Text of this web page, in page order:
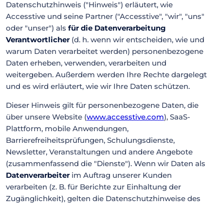
Datenschutzhinweis ("Hinweis") erläutert, wie
Accesstive und seine Partner ("Accesstive", "wir", "uns"
oder "unser") als für die Datenverarbeitung
Verantwortlicher(d. h. wenn wir entscheiden, wie und
warum Daten verarbeitet werden) personenbezogene
Daten erheben, verwenden, verarbeiten und
weitergeben. Außerdem werden Ihre Rechte dargelegt
und es wird erläutert, wie wir Ihre Daten schützen.
Dieser Hinweis gilt für personenbezogene Daten, die
über unsere Website (www.accesstive.com), SaaS-
Plattform, mobile Anwendungen,
Barrierefreiheitsprüfungen, Schulungsdienste,
Newsletter, Veranstaltungen und andere Angebote
(zusammenfassend die "Dienste"). Wenn wir Daten als
Datenverarbeiterim Auftrag unserer Kunden
verarbeiten (z. B. für Berichte zur Einhaltung der
Zugänglichkeit), gelten die Datenschutzhinweise des